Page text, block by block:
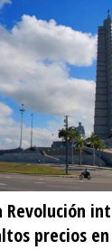
Revolución
precios